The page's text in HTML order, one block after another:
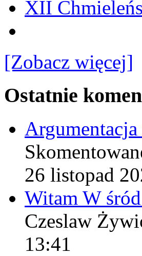
XII
[Zobacz więcej]
Ostatnie
26 listopad
Witam W
Czeslaw
13:41